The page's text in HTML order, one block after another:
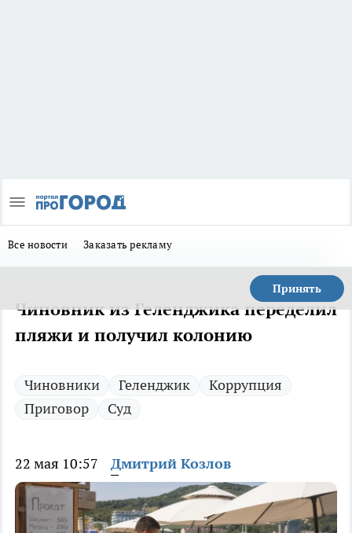
Все новости Заказать рекламу
Принять
Чиновник из Геленджика переделил
пляжи и получил колонию
Чиновники Геленджик
Коррупция
Приговор
Суд
22 мая 10:57 Дмитрий Козлов